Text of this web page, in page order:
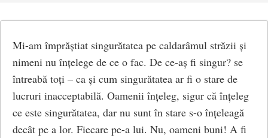
Mi-am împrăștiat singurătatea pe caldarâmul străzii și
nimeni nu înțelege de ce o fac. De ce-aș fi singur? se
întreabă toți – ca și cum singurătatea ar fi o stare de
lucruri inacceptabilă. Oamenii înțeleg, sigur că înțeleg
ce este singurătatea, dar nu sunt în stare s-o înțeleagă
decât pe a lor. Fiecare pe-a lui. Nu, oameni buni! A fi